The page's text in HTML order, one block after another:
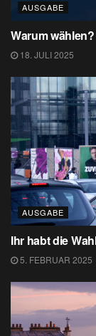
AUSGABE
Warum wählen?
18. JULI 2025
AUSGABE
Ihr habt die
5. FEBRUAR 2025